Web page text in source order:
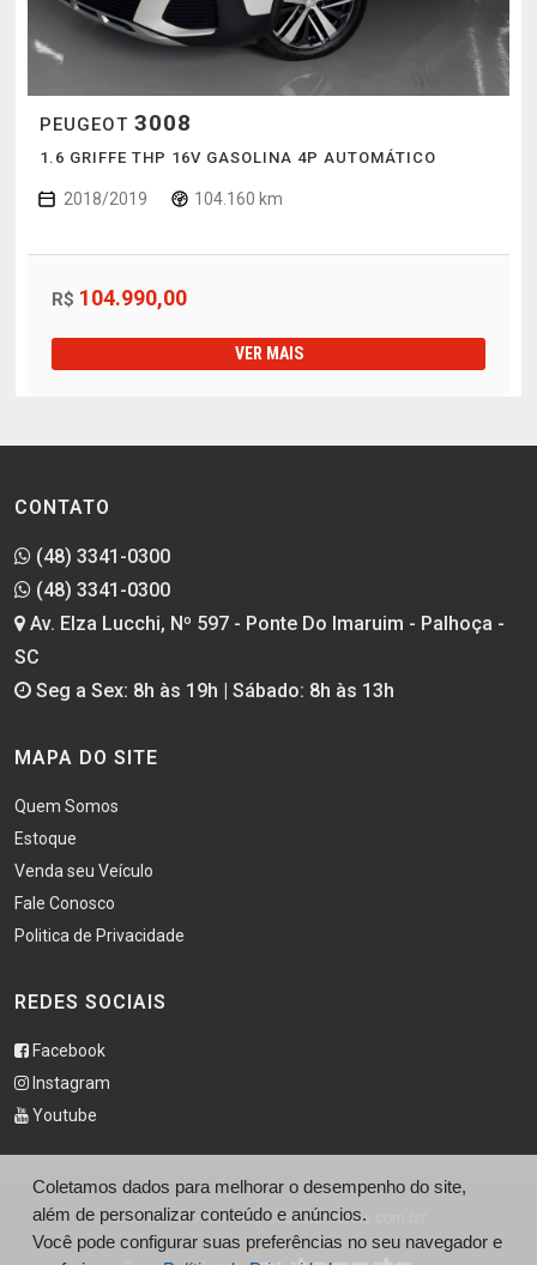
PEUGEOT 3008
1.6 GRIFFE THP 16V GASOLINA 4P AUTOMÁTICO
2018/2019 104.160 km
R$ 104.990,00
VER MAIS
CONTATO
(48) 3341-0300
(48) 3341-0300
Av. Elza Lucchi, Nº 597 - Ponte Do Imaruim - Palhoça -
SC
Seg a Sex: 8h às 19h | Sábado: 8h às 13h
MAPA DO SITE
Quem Somos
Estoque
Venda seu Veículo
Fale Conosco
Politica de Privacidade
REDES SOCIAIS
Facebook
Instagram
Youtube
© Kd Automoveis - http://kdautomoveis.com.br/
Coletamos dados para melhorar o desempenho do site,
além de personalizar conteúdo e anúncios.
Você pode configurar suas preferências no seu navegador e